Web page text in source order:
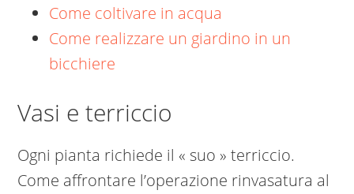
Come coltivare in acqua
Come realizzare un giardino in un
bicchiere
Vasi e terriccio
Ogni pianta richiede il « suo » terriccio.
Come affrontare l’operazione rinvasatura al